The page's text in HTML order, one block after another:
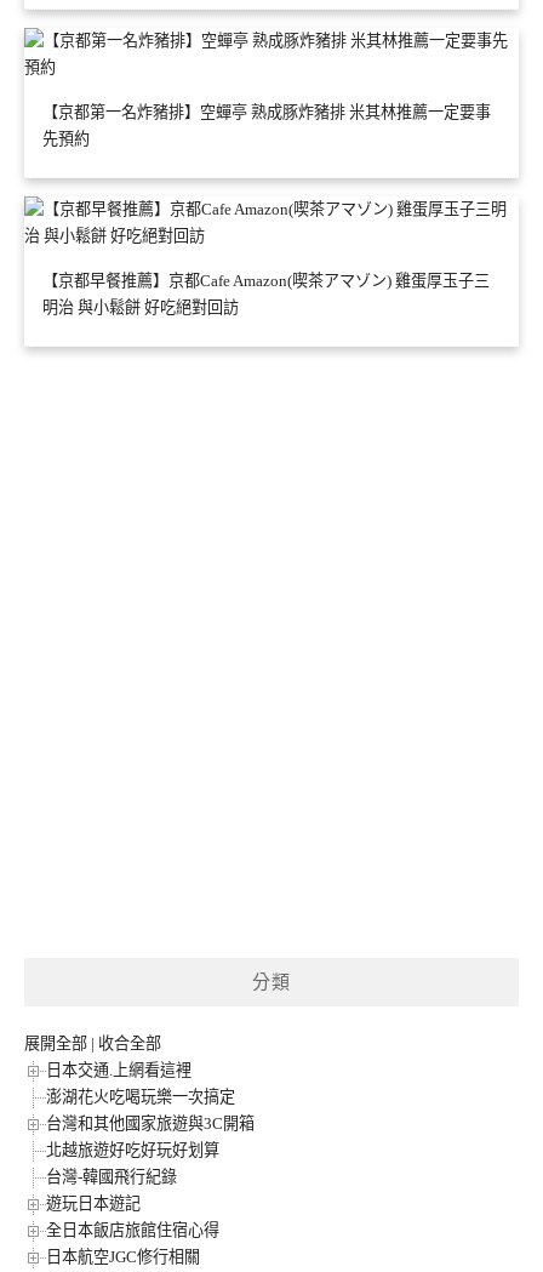
【京都第一名炸豬排】空蟬亭 熟成豚炸豬排 米其林推薦一定要事
先預約
【京都早餐推薦】京都Cafe Amazon(喫茶アマゾン) 雞蛋厚玉子三
明治 與小鬆餅 好吃絕對回訪
分類
展開全部 | 收合全部
日本交通.上網看這裡
澎湖花火吃喝玩樂一次搞定
台灣和其他國家旅遊與3C開箱
北越旅遊好吃好玩好划算
台灣-韓國飛行紀錄
遊玩日本遊記
全日本飯店旅館住宿心得
日本航空JGC修行相關